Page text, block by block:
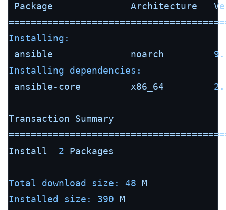
Package
Architecture
Installing:
ansible
noarch
Installing dependencies:
ansible-core
x86_64
Transaction
Summary
Install
2 Packages
Total download size: 48 M
Installed size:
390 M